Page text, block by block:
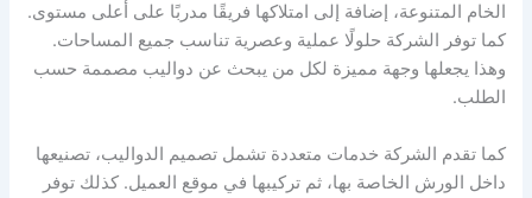
الخام المتنوعة، إضافة إلى امتلاكها فريقًا مدربًا على أعلى مستوى.
كما توفر الشركة حلولًا عملية وعصرية تناسب جميع المساحات.
وهذا يجعلها وجهة مميزة لكل من يبحث عن دواليب مصممة حسب
الطلب.
كما تقدم الشركة خدمات متعددة تشمل تصميم الدواليب، تصنيعها
داخل الورش الخاصة بها، ثم تركيبها في موقع العميل. كذلك توفر